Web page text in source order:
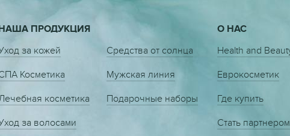
ПРОДУКЦИЯ
за кожей
Косметика
косметика
за волосами
Средства от солнца
Мужская линия
Подарочные наборы
О НАС
Health and
Еврокосметик
Где купить
Стать партнером